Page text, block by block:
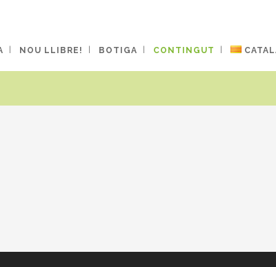
NOU LLIBRE! BOTIGA CONTINGUT